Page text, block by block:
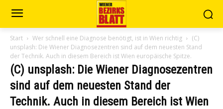
Start Wer schnell eine Diagnose benötigt, ist in Wien richtig
(C)
unsplash: Die Wiener Diagnosezentren sind auf dem neuesten Stand
der Technik. Auch in diesem Bereich ist Wien europäische Spitze.
(C) unsplash: Die Wiener Diagnosezentren
sind auf dem neuesten Stand der
Technik. Auch in diesem Bereich ist Wien